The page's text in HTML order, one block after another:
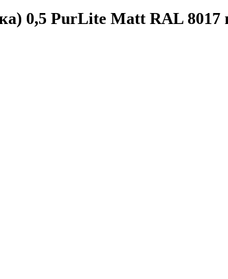
0,5 PurLite Matt RAL 8017